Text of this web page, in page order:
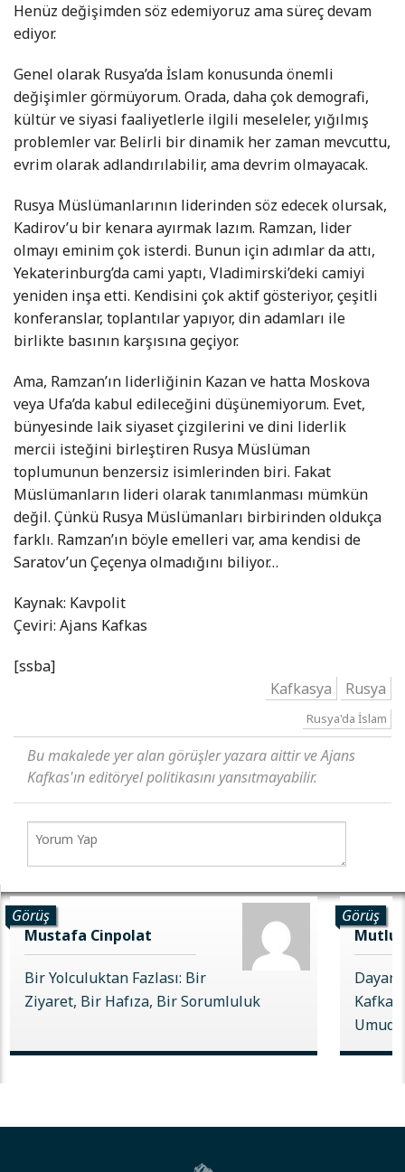
Henüz değişimden söz edemiyoruz ama süreç devam
ediyor.
Genel olarak Rusya’da İslam konusunda önemli
değişimler görmüyorum. Orada, daha çok demografi,
kültür ve siyasi faaliyetlerle ilgili meseleler, yığılmış
problemler var. Belirli bir dinamik her zaman mevcuttu,
evrim olarak adlandırılabilir, ama devrim olmayacak.
Rusya Müslümanlarının liderinden söz edecek olursak,
Kadirov’u bir kenara ayırmak lazım. Ramzan, lider
olmayı eminim çok isterdi. Bunun için adımlar da attı,
Yekaterinburg’da cami yaptı, Vladimirski’deki camiyi
yeniden inşa etti. Kendisini çok aktif gösteriyor, çeşitli
konferanslar, toplantılar yapıyor, din adamları ile
birlikte basının karşısına geçiyor.
Ama, Ramzan’ın liderliğinin Kazan ve hatta Moskova
veya Ufa’da kabul edileceğini düşünemiyorum. Evet,
bünyesinde laik siyaset çizgilerini ve dini liderlik
mercii isteğini birleştiren Rusya Müslüman
toplumunun benzersiz isimlerinden biri. Fakat
Müslümanların lideri olarak tanımlanması mümkün
değil. Çünkü Rusya Müslümanları birbirinden oldukça
farklı. Ramzan’ın böyle emelleri var, ama kendisi de
Saratov’un Çeçenya olmadığını biliyor…
Kaynak: Kavpolit
Çeviri: Ajans Kafkas
[ssba]
Kafkasya
Rusya
Rusya'da İslam
Bu makalede yer alan görüşler yazara aittir ve Ajans
Kafkas'ın editöryel politikasını yansıtmayabilir.
Görüş
Mustafa Cinpolat
Bir Yolculuktan Fazlası: Bir
Ziyaret, Bir Hafıza, Bir Sorumluluk
Görüş
Mutlu
Kafkas
Umudu